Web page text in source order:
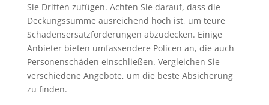
Sie Dritten zufügen. Achten Sie darauf, dass die
Deckungssumme ausreichend hoch ist, um teure
Schadensersatzforderungen abzudecken. Einige
Anbieter bieten umfassendere Policen an, die auch
Personenschäden einschließen. Vergleichen Sie
verschiedene Angebote, um die beste Absicherung
zu finden.